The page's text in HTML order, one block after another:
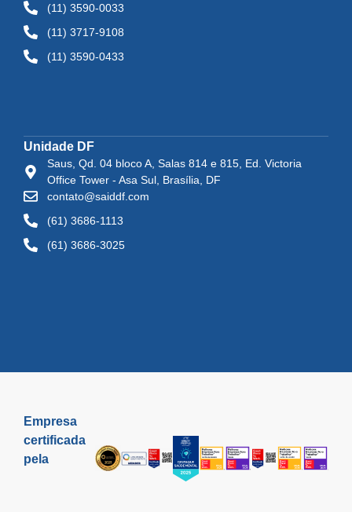
(11) 3590-0033
(11) 3717-9108
(11) 3590-0433
Unidade DF
Saus, Qd. 04 bloco A, Salas 814 e 815, Ed. Victoria
Office Tower - Asa Sul, Brasília, DF
contato@saiddf.com
(61) 3686-1113
(61) 3686-3025
Empresa
certificada
pela